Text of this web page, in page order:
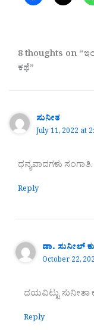
8 thoughts on
ಕಥೆ”
ಸುನೀತ
July 11, 2022 at
ಧನ್ಯವಾದಗಳು ಸಂಗಾತಿ.
Reply
ಡಾ. ಸುನೀಲ್
October 22,
ದಯವಿಟ್ಟು ಸುನೀತಾ
Reply